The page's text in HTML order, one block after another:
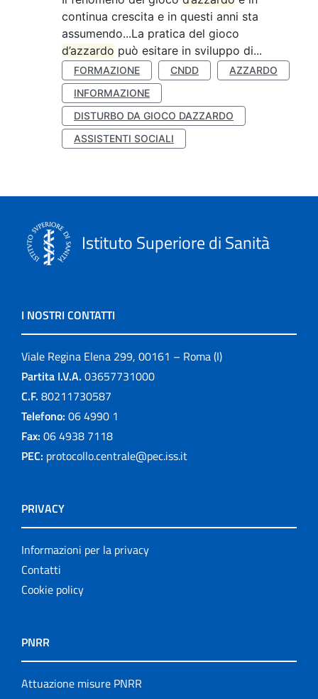
continua crescita e in questi anni sta
assumendo...La pratica del gioco
d’azzardo può esitare in sviluppo di...
FORMAZIONE CNDD
AZZARDO
INFORMAZIONE
DISTURBO DA GIOCO DAZZARDO
ASSISTENTI SOCIALI
Istituto Superiore di Sanità
I NOSTRI CONTATTI
Viale Regina Elena 299, 00161 – Roma (I)
Partita I.V.A. 03657731000
C.F. 80211730587
Telefono: 06 4990 1
Fax: 06 4938 7118
PEC: protocollo.centrale@pec.iss.it
PRIVACY
Informazioni per la privacy
Contatti
Cookie policy
PNRR
Attuazione misure PNRR